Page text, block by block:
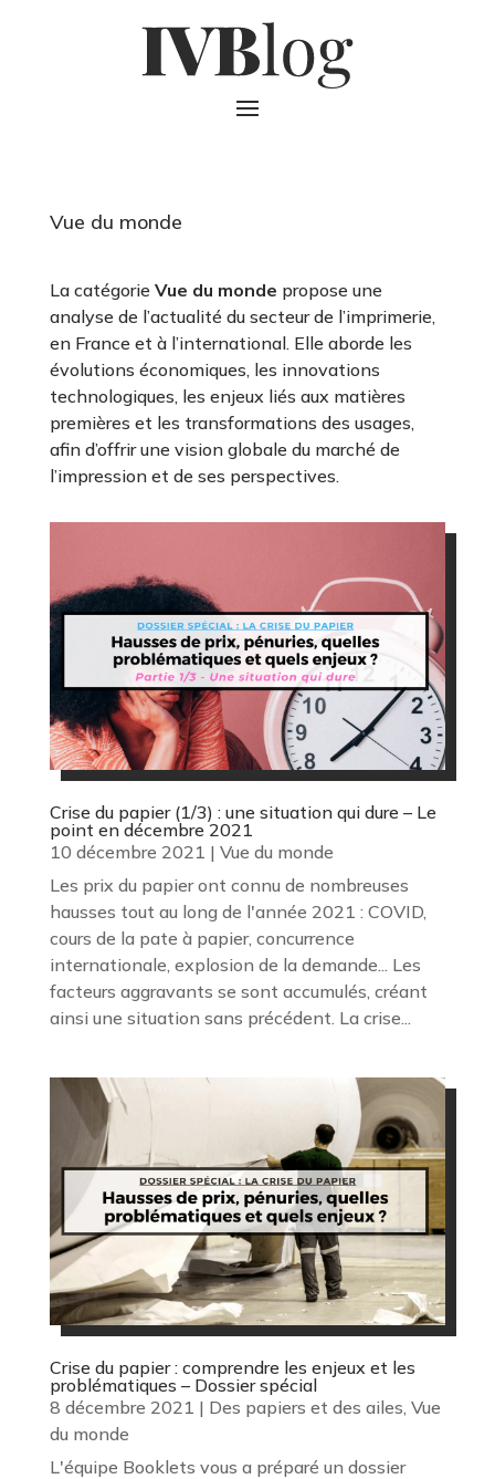
Vue du monde
La catégorie Vue du monde propose une
analyse de l’actualité du secteur de l’imprimerie,
en France et à l’international. Elle aborde les
évolutions économiques, les innovations
technologiques, les enjeux liés aux matières
premières et les transformations des usages,
afin d’offrir une vision globale du marché de
l’impression et de ses perspectives.
Crise du papier (1/3) : une situation qui dure – Le
point en décembre 2021
10 décembre 2021 | Vue du monde
Les prix du papier ont connu de nombreuses
hausses tout au long de l'année 2021 : COVID,
cours de la pate à papier, concurrence
internationale, explosion de la demande... Les
facteurs aggravants se sont accumulés, créant
ainsi une situation sans précédent. La crise...
Crise du papier : comprendre les enjeux et les
problématiques – Dossier spécial
8 décembre 2021 | Des papiers et des ailes, Vue
du monde
L'équipe Booklets vous a préparé un dossier